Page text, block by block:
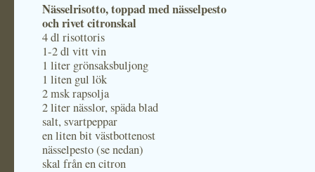
Nässelrisotto, toppad med nässelpesto
och rivet citronskal
4 dl risottoris
1-2 dl vitt vin
1 liter grönsaksbuljong
1 liten gul lök
2 msk rapsolja
2 liter nässlor, späda blad
salt, svartpeppar
en liten bit västbottenost
nässelpesto (se nedan)
skal från en citron